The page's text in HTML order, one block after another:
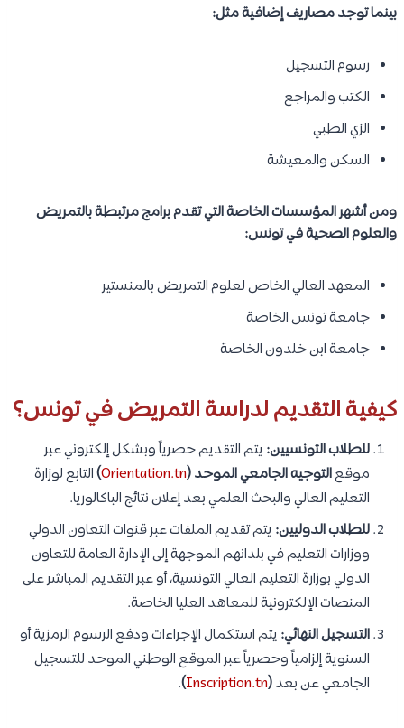
بينما توجد مصاريف إضافية مثل:
رسوم التسجيل
الكتب والمراجع
الزي الطبي
السكن والمعيشة
ومن أشهر المؤسسات الخاصة التي تقدم برامج مرتبطة بالتمريض
والعلوم الصحية في تونس:
المعهد العالي الخاص لعلوم التمريض بالمنستير
جامعة تونس الخاصة
جامعة ابن خلدون الخاصة
كيفية التقديم لدراسة التمريض في تونس؟
للطلاب التونسيين: يتم التقديم حصرياً وبشكل إلكتروني عبر
موقعالتوجيه الجامعي الموحد (Orientation.tn
)التابع لوزارة
التعليم العالي والبحث العلمي بعد إعلان نتائج الباكالوريا.
للطلاب الدوليين: يتم تقديم الملفات عبر قنوات التعاون الدولي
ووزارات التعليم في بلدانهم الموجهة إلى الإدارة العامة للتعاون
الدولي بوزارة التعليم العالي التونسية، أو عبر التقديم المباشر على
المنصات الإلكترونية للمعاهد العليا الخاصة.
التسجيل النهائي: يتم استكمال الإجراءات ودفع الرسوم الرمزية أو
السنوية إلزامياً وحصرياً عبر الموقع الوطني الموحد للتسجيل
الجامعي عن بعد(
Inscription.tn
)
.